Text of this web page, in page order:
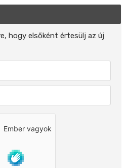
hogy elsőként értesülj az új